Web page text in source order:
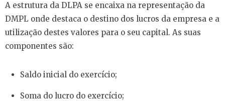
A estrutura da DLPA se encaixa na representação da
DMPL onde destaca o destino dos lucros da empresa e a
utilização destes valores para o seu capital. As suas
componentes são:
Saldo inicial do exercício;
Soma do lucro do exercício;